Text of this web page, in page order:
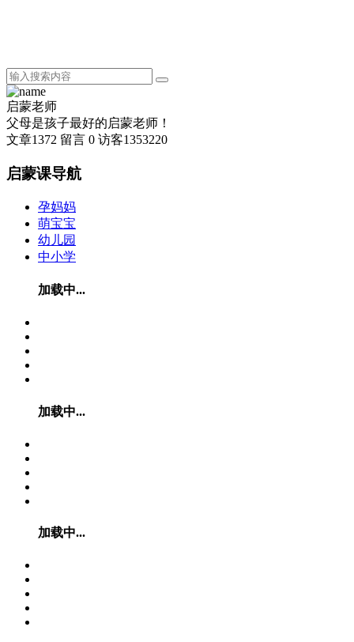
启蒙老师
父母是孩子最好的启蒙老师！
文章1372 留言 0 访客1353220
启蒙课导航
孕妈妈
萌宝宝
幼儿园
中小学
加载中...
加载中...
加载中...